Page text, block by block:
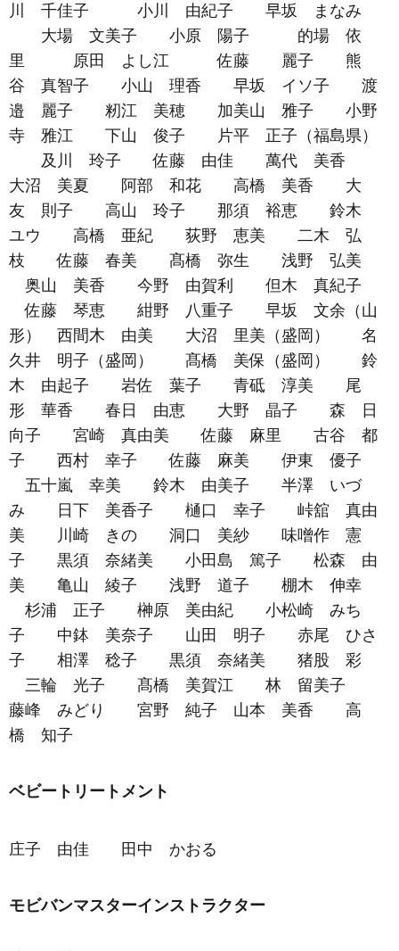
川 千佳子 小川 由紀子 早坂 まなみ
大場 文美子 小原 陽子 的場 依
里 原田 よし江 佐藤 麗子 熊
谷 真智子 小山 理香 早坂 イソ子 渡
邉 麗子 籾江 美穂 加美山 雅子 小野
寺 雅江 下山 俊子 片平 正子（福島県）
及川 玲子 佐藤 由佳 萬代 美香
大沼 美夏 阿部 和花 高橋 美香 大
友 則子 高山 玲子 那須 裕恵 鈴木
ユウ 高橋 亜紀 荻野 恵美 二木 弘
枝 佐藤 春美 髙橋 弥生 浅野 弘美
奥山 美香 今野 由賀利 但木 真紀子
佐藤 琴恵 紺野 八重子 早坂 文余（山
形） 西間木 由美 大沼 里美（盛岡） 名
久井 明子（盛岡） 髙橋 美保（盛岡） 鈴
木 由起子 岩佐 葉子 青砥 淳美 尾
形 華香 春日 由恵 大野 晶子 森 日
向子 宮崎 真由美 佐藤 麻里 古谷 都
子 西村 幸子 佐藤 麻美 伊東 優子
五十嵐 幸美 鈴木 由美子 半澤 いづ
み 日下 美香子 樋口 幸子 峠舘 真由
美 川崎 きの 洞口 美紗 味噌作 憲
子 黒須 奈緒美 小田島 篤子 松森 由
美 亀山 綾子 浅野 道子 棚木 伸幸
杉浦 正子 榊原 美由紀 小松崎 みち
子 中鉢 美奈子 山田 明子 赤尾 ひさ
子 相澤 稔子 黒須 奈緒美 猪股 彩
三輪 光子 髙橋 美賀江 林 留美子
藤峰 みどり 宮野 純子 山本 美香 高
橋 知子
ベビートリートメント
庄子 由佳 田中 かおる
モビバンマスターインストラクター